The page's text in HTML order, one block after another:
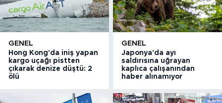
GENEL
Hong Kong'da iniş yapan
kargo uçağı pistten
çıkarak denize düştü: 2
ölü
GENEL
Japonya'da ayı
saldırısına uğrayan
kaplıca çalışanından
haber alınamıyor